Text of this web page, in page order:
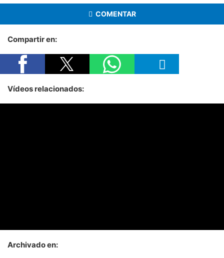
COMENTAR
Compartir en:
Vídeos relacionados:
Archivado en: